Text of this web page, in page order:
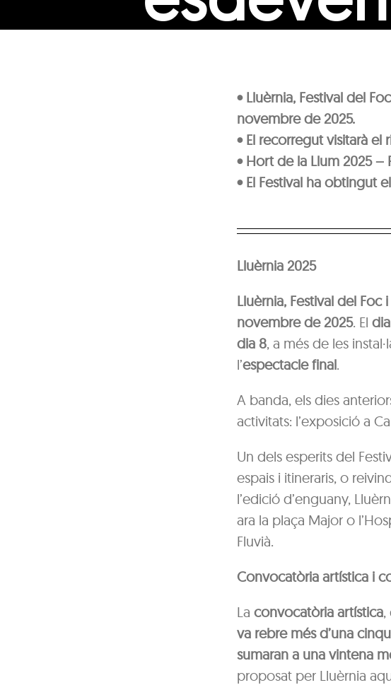
• Lluèrnia, Festival del
novembre de 2025.
• El recorregut visitarà el
• Hort de la Llum 2025 –
• El Festival ha obtingut
Lluèrnia 2025
Lluèrnia, Festival del Foc
novembre de 2025. El
dia 8, a més de les
l’espectacle final.
A banda, els dies
activitats: l’exposició a
Un dels esperits del
espais i itineraris, o
l’edició d’enguany,
ara la plaça Major o
Fluvià.
Convocatòria artística i
La convocatòria artística,
va rebre més d’una
sumaran a una vintena
proposat per Lluèrnia